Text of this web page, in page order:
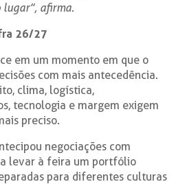
lugar”, afirma.
26/27
em um momento em que o
com mais antecedência.
clima, logística,
tecnologia e margem exigem
preciso.
negociações com
levar à feira um portfólio
para diferentes culturas